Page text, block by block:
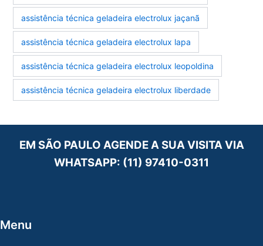
assistência técnica geladeira electrolux jaçanã
assistência técnica geladeira electrolux lapa
assistência técnica geladeira electrolux leopoldina
assistência técnica geladeira electrolux liberdade
EM SÃO PAULO AGENDE A SUA VISITA VIA
WHATSAPP: (11) 97410-0311
Menu